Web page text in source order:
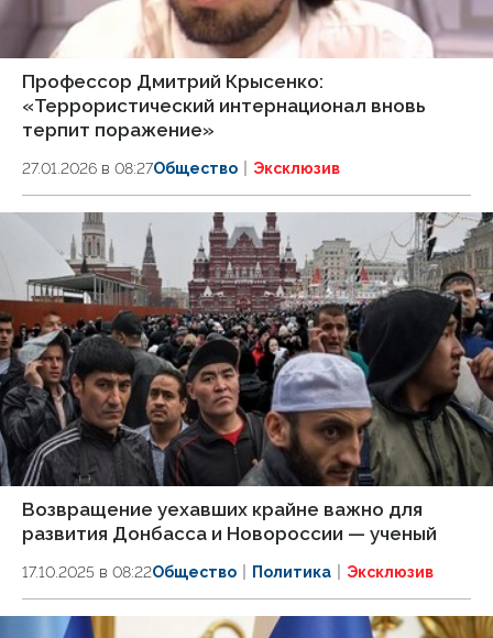
Профессор Дмитрий Крысенко:
«Террористический интернационал вновь
терпит поражение»
27.01.2026 в 08:27Общество Эксклюзив
Возвращение уехавших крайне важно для
развития Донбасса и Новороссии — ученый
17.10.2025 в 08:22Общество Политика Эксклюзив